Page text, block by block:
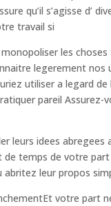
qu’il s’agisse d’
travail si
les
legerement
utiliser a legard
pareil Assurez-
leurs idees
temps de votre
leur propos
votre part